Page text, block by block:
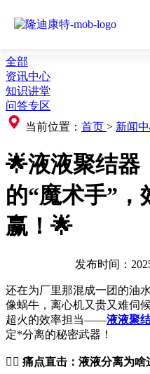
全部
资讯中心
知识讲堂
问答专区
当前位置： 首页 > 新闻
🌟液液聚结器
的“魔术手”，
赢！🌟
发布时间：
还在为厂里那混成一团的油
像蜗牛，离心机又贵又难伺
超火的效率担当——液液聚
定*分离的秘密武器！
🤷‍♀️ 痛点直击：液液分离为啥